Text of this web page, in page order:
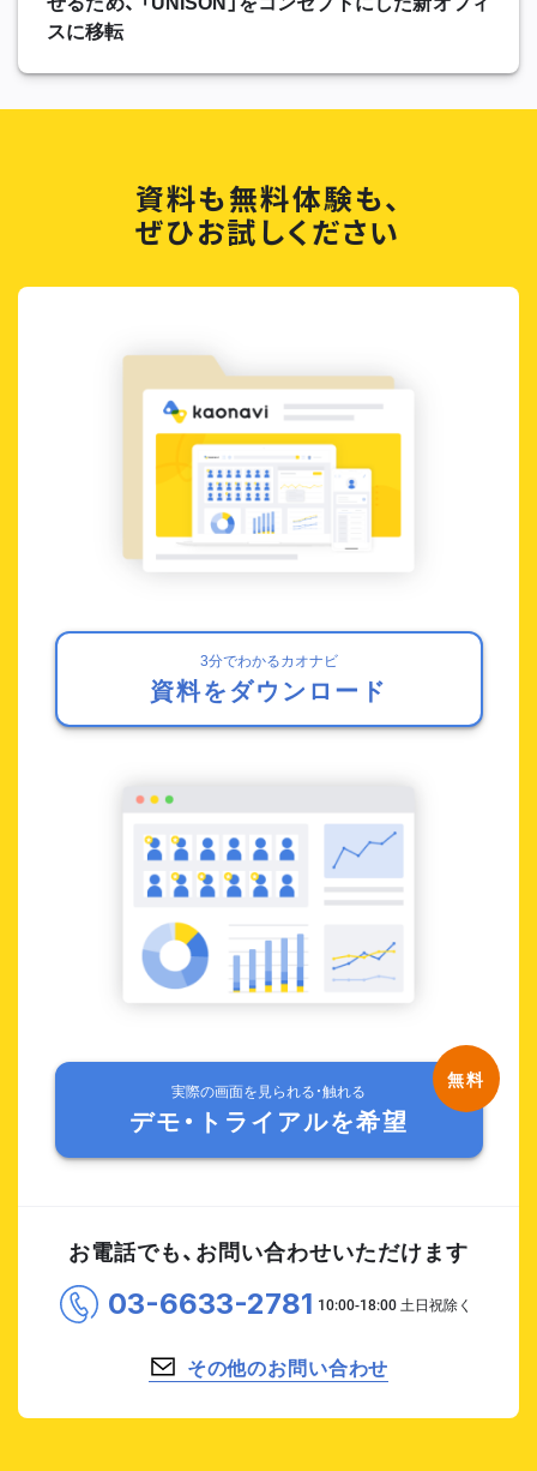
スに移転
資料も無料体験も、
ぜひお試しください
3分でわかるカオナビ
資料をダウンロード
実際の画面を見られる・触れる
デモ・トライアルを希望
お電話でも、お問い合わせいただけます
03-6633-2781
その他のお問い合わせ